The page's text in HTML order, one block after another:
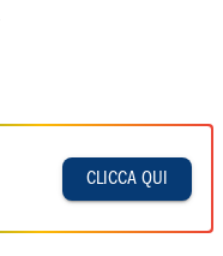
CLICCA QUI